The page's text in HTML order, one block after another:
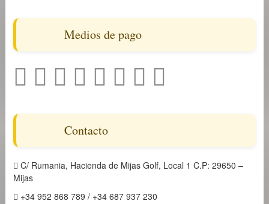
Medios de pago
Contacto
C/ Rumania, Hacienda de Mijas Golf, Local 1 C.P: 29650 –
Mijas
+34 952 868 789 / +34 687 937 230